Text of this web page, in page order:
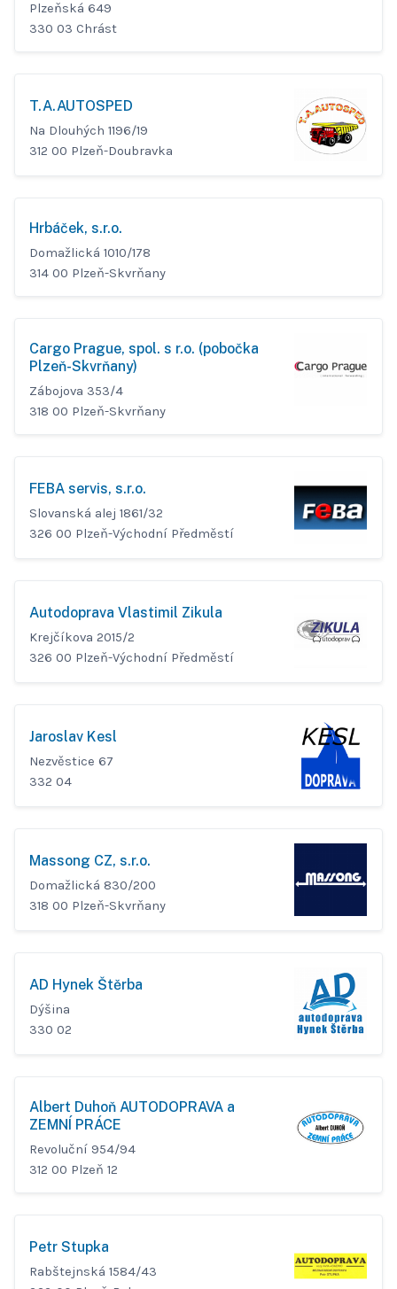
Plzeňská 649
330 03 Chrást
T.A.AUTOSPED
Na Dlouhých 1196/19
312 00 Plzeň-Doubravka
Hrbáček, s.r.o.
Domažlická 1010/178
314 00 Plzeň-Skvrňany
Cargo Prague, spol. s r.o. (pobočka
Plzeň-Skvrňany)
Zábojova 353/4
318 00 Plzeň-Skvrňany
FEBA servis, s.r.o.
Slovanská alej 1861/32
326 00 Plzeň-Východní Předměstí
Autodoprava Vlastimil Zikula
Krejčíkova 2015/2
326 00 Plzeň-Východní Předměstí
Jaroslav Kesl
Nezvěstice 67
332 04
Massong CZ, s.r.o.
Domažlická 830/200
318 00 Plzeň-Skvrňany
AD Hynek Štěrba
Dýšina
330 02
Albert Duhoň AUTODOPRAVA a
ZEMNÍ PRÁCE
Revoluční 954/94
312 00 Plzeň 12
Petr Stupka
Rabštejnská 1584/43